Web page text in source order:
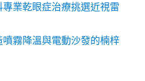
業乾眼症治療挑選近視雷
霧降溫與電動沙發的楠梓